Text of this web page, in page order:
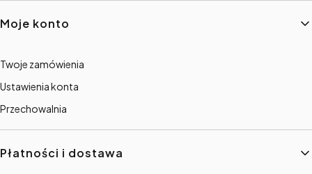
Linki w stopce
Moje konto
Twoje zamówienia
Ustawienia konta
Przechowalnia
Płatności i dostawa